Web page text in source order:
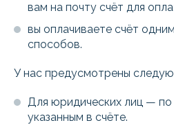
вам на почту счёт для
вы оплачиваете счёт
способов.
У нас предусмотрены
Для юридических лиц — по
указанным в счёте.